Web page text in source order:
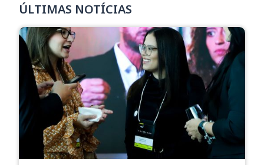
ÚLTIMAS NOTÍCIAS